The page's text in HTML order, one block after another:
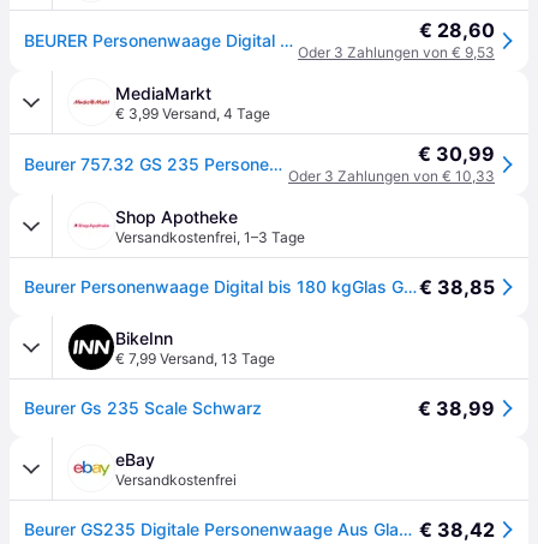
BEURER Personenwaage Digital bis 180 kgGlas GS235 € 28,60
Oder 3 Zahlungen von € 9,53
MediaMarkt
€ 3,99 Versand, 4 Tage
Beurer 757.32 GS 235 Personenwaage, Maximale Tragkraft: 180 kg - Schwarz € 30,99
Oder 3 Zahlungen von € 10,33
Shop Apotheke
Versandkostenfrei, 1–3 Tage
Beurer Personenwaage Digital bis 180 kgGlas Gs235 1 St weiss€ 38,85
BikeInn
€ 7,99 Versand, 13 Tage
Beurer Gs 235 Scale Schwarz € 38,99
eBay
Versandkostenfrei
Beurer GS235 Digitale Personenwaage Aus Glas Maximale Tragkraft 180 Kg € 38,42